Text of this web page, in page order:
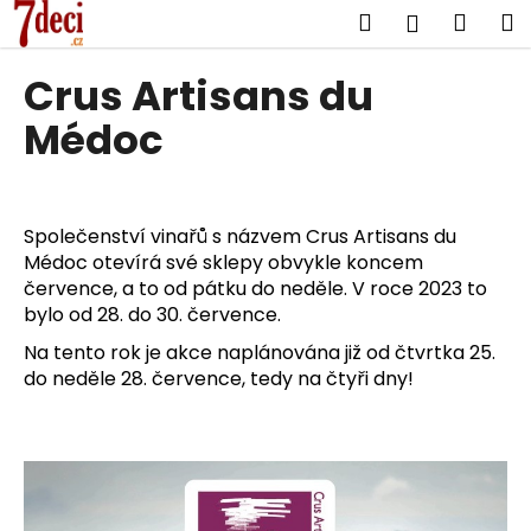
Přejít
na
obsah
Hledat
Crus Artisans du
Médoc
Společenství vinařů s názvem Crus Artisans du
Médoc otevírá své sklepy obvykle koncem
července, a to od pátku do neděle. V roce 2023 to
bylo od 28. do 30. července.
Na tento rok je akce naplánována již od čtvrtka 25.
do neděle 28. července, tedy na čtyři dny!
K
o
C
o
o
t
ř
e
b
u
t